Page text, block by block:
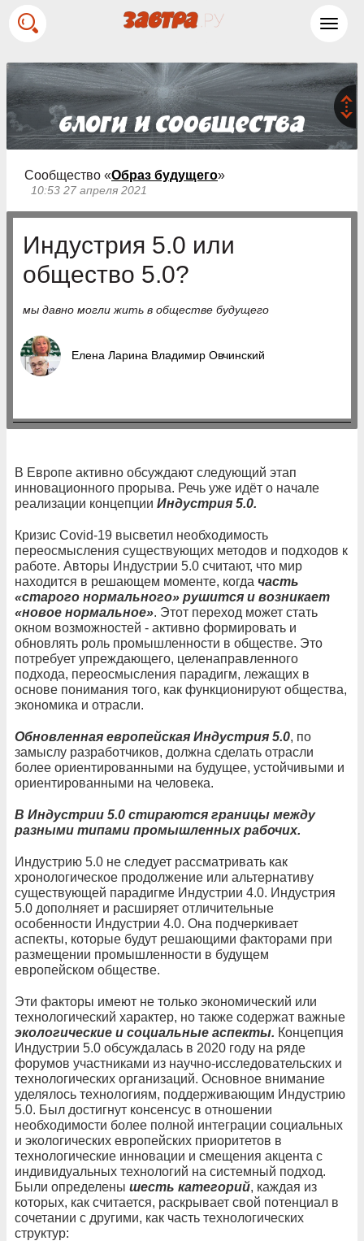
Сообщество «Образ будущего»
10:53 27 апреля 2021
Индустрия 5.0 или
общество 5.0?
мы давно могли жить в обществе будущего
Елена Ларина Владимир Овчинский
В Европе активно обсуждают следующий этап
инновационного прорыва. Речь уже идёт о начале
реализации концепции Индустрия 5.0.
Кризис Covid-19 высветил необходимость
переосмысления существующих методов и подходов к
работе. Авторы Индустрии 5.0 считают, что мир
находится в решающем моменте, когда часть
«старого нормального» рушится и возникает
«новое нормальное». Этот переход может стать
окном возможностей - активно формировать и
обновлять роль промышленности в обществе. Это
потребует упреждающего, целенаправленного
подхода, переосмысления парадигм, лежащих в
основе понимания того, как функционируют общества,
экономика и отрасли.
Обновленная европейская Индустрия 5.0, по
замыслу разработчиков, должна сделать отрасли
более ориентированными на будущее, устойчивыми и
ориентированными на человека.
В Индустрии 5.0 стираются границы между
разными типами промышленных рабочих.
Индустрию 5.0 не следует рассматривать как
хронологическое продолжение или альтернативу
существующей парадигме Индустрии 4.0. Индустрия
5.0 дополняет и расширяет отличительные
особенности Индустрии 4.0. Она подчеркивает
аспекты, которые будут решающими факторами при
размещении промышленности в будущем
европейском обществе.
Эти факторы имеют не только экономический или
технологический характер, но также содержат важные
экологические и социальные аспекты. Концепция
Индустрии 5.0 обсуждалась в 2020 году на ряде
форумов участниками из научно-исследовательских и
технологических организаций. Основное внимание
уделялось технологиям, поддерживающим Индустрию
5.0. Был достигнут консенсус в отношении
необходимости более полной интеграции социальных
и экологических европейских приоритетов в
технологические инновации и смещения акцента с
индивидуальных технологий на системный подход.
Были определены шесть категорий, каждая из
которых, как считается, раскрывает свой потенциал в
сочетании с другими, как часть технологических
структур: